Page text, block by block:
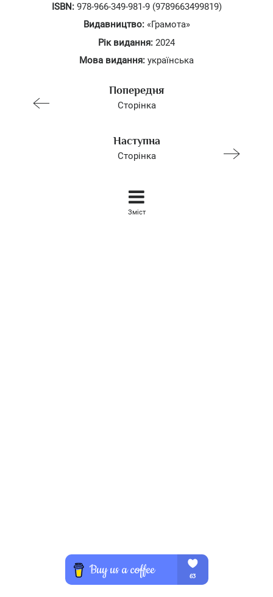
ISBN:978-966-349-981-9 (9789663499819)
Видавництво:«Грамота»
Рік видання: 2024
Мова видання: українська
Попередня
Сторінка
Наступна
Сторінка
Зміст